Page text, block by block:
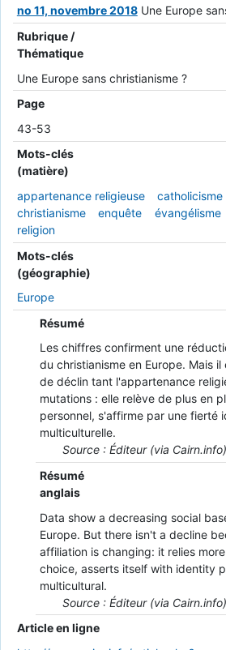
no 11, novembre 2018 Une Europe
Rubrique /
Thématique
Une Europe sans christianisme ?
Page
43-53
Mots-clés
(matière)
appartenance religieuse
catholicisme
christianisme
enquête évangélisme
religion
Mots-clés
(géographie)
Europe
Résumé
Les chiffres confirment une
du christianisme en Europe. Mais
de déclin tant l'appartenance
mutations : elle relève de plus en
personnel, s'affirme par une fierté
multiculturelle.
Source : Éditeur (via Cairn.info)
Résumé
anglais
Data show a decreasing social
Europe. But there isn't a decline
affiliation is changing: it relies
choice, asserts itself with identity
multicultural.
Source : Éditeur (via Cairn.info)
Article en ligne